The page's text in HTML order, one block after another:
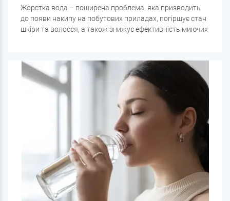
Жорстка вода – поширена проблема, яка призводить
до появи накипу на побутових приладах, погіршує стан
шкіри та волосся, а також знижує ефективність миючих
як вибрати потрібний варіант для вашого будинку.